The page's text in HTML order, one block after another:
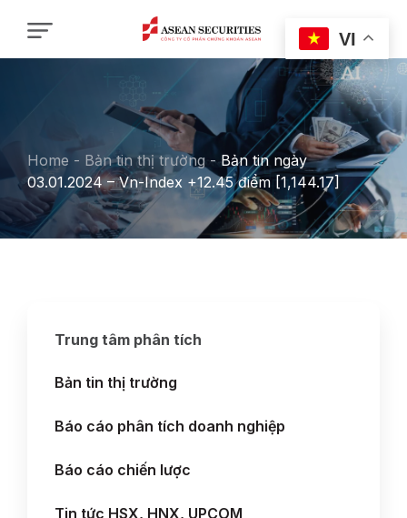
Home - Bản tin thị trường -Bản tin ngày
03.01.2024 – Vn-Index +12.45 điểm [1,144.17]
Trung tâm phân tích
Bản tin thị trường
Báo cáo phân tích doanh nghiệp
Báo cáo chiến lược
Tin tức HSX, HNX, UPCOM
VI